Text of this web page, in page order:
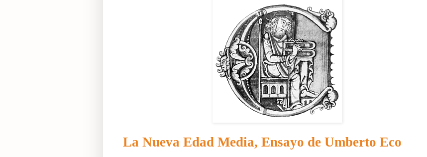
La Nueva Edad Media, Ensayo de Umberto Eco